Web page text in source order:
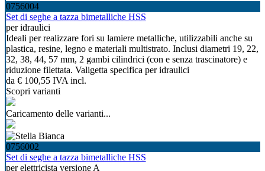
0756004
Set di seghe a tazza bimetalliche HSS
per idraulici
Ideali per realizzare fori su lamiere metalliche, utilizzabili anche su
plastica, resine, legno e materiali multistrato. Inclusi diametri 19, 22,
32, 38, 44, 57 mm, 2 gambi cilindrici (con e senza trascinatore) e
riduzione filettata. Valigetta specifica per idraulici
da € 100,55 IVA incl.
Scopri varianti
Caricamento delle varianti...
0756002
Set di seghe a tazza bimetalliche HSS
per elettricista versione A